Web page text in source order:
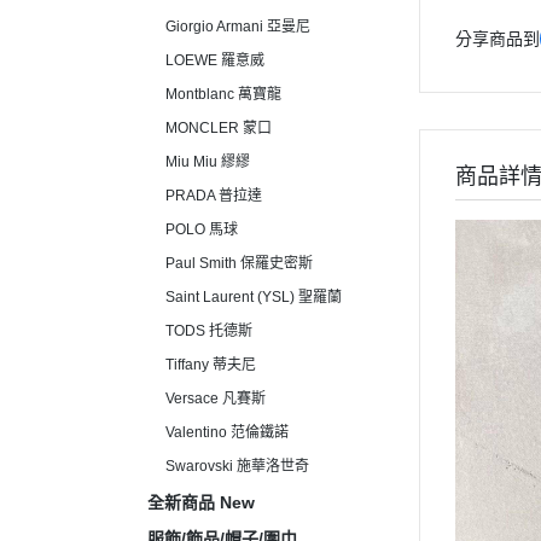
Giorgio Armani 亞曼尼
LOEWE 羅意威
Montblanc 萬寶龍
MONCLER 蒙口
Miu Miu 繆繆
PRADA 普拉達
POLO 馬球
Paul Smith 保羅史密斯
Saint Laurent (YSL) 聖羅蘭
TODS 托德斯
Tiffany 蒂夫尼
Versace 凡賽斯
Valentino 范倫鐵諾
Swarovski 施華洛世奇
全新商品 New
分享商品到
商品詳情